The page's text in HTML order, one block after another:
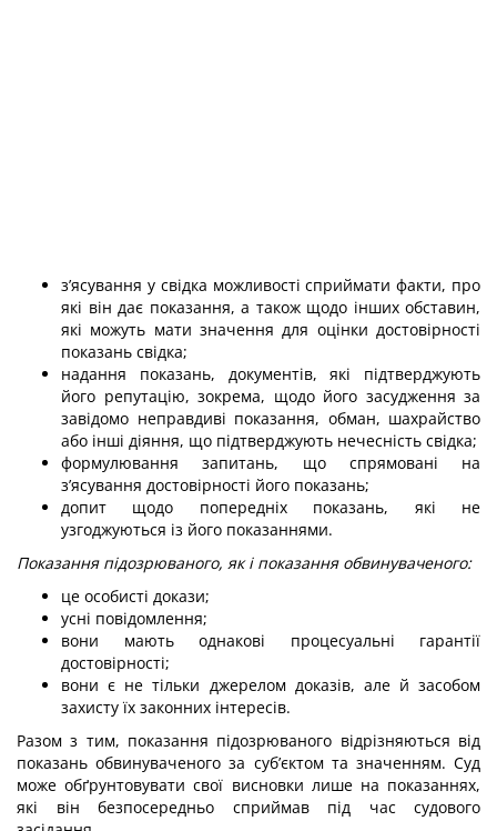
з’ясування у свідка можливості сприймати факти, про
які він дає показання, а також щодо інших обставин,
які можуть мати значення для оцінки достовірності
показань свідка;
надання показань, документів, які підтверджують
його репутацію, зокрема, щодо його засудження за
завідомо неправдиві показання, обман, шахрайство
або інші діяння, що підтверджують нечесність свідка;
формулювання запитань, що спрямовані на
з’ясування достовірності його показань;
допит щодо попередніх показань, які не
узгоджуються із його показаннями.
Показання підозрюваного, як і показання обвинуваченого:
це особисті докази;
усні повідомлення;
вони мають однакові процесуальні гарантії
достовірності;
вони є не тільки джерелом доказів, але й засобом
захисту їх законних інтересів.
Разом з тим, показання підозрюваного відрізняються від
показань обвинуваченого за суб’єктом та значенням. Суд
може обґрунтовувати свої висновки лише на показаннях,
які він безпосередньо сприймав під час судового